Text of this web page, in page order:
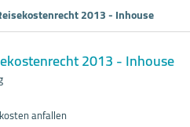
2013 - Inhouse
2013 - Inhouse
anfallen